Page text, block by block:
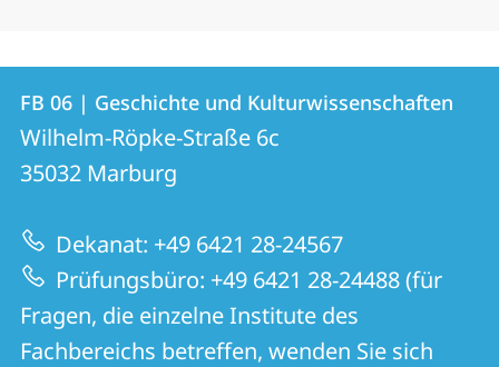
Kontakt
und
Informationen
zur
Website
Kontaktinformationen
FB
06
|
Geschichte
und
Kulturwissenschaften
FB 06 | Geschichte und Kulturwissenschaften
Wilhelm-Röpke-Straße 6c
35032 Marburg
Dekanat: +49 6421 28-24567
Prüfungsbüro: +49 6421 28-24488 (für
Fragen, die einzelne Institute des
Fachbereichs betreffen, wenden Sie sich